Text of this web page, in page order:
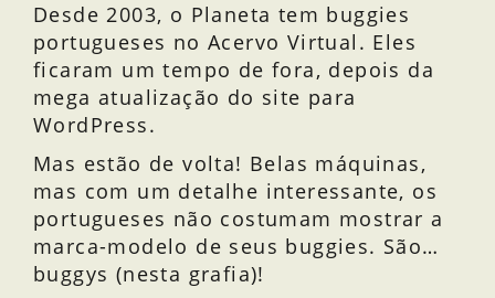
Desde 2003, o Planeta tem buggies
portugueses no Acervo Virtual. Eles
ficaram um tempo de fora, depois da
mega atualização do site para
WordPress.
Mas estão de volta! Belas máquinas,
mas com um detalhe interessante, os
portugueses não costumam mostrar a
marca-modelo de seus buggies. São…
buggys (nesta grafia)!